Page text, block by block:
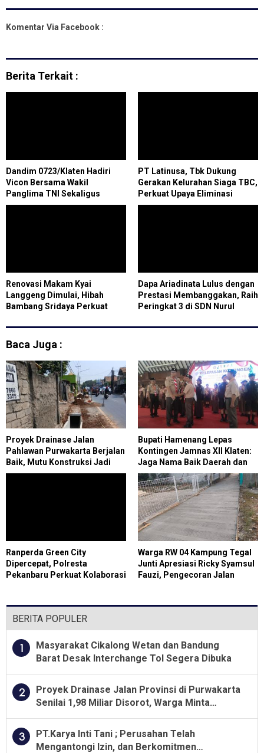
Komentar Via Facebook :
Berita Terkait :
Dandim 0723/Klaten Hadiri
Vicon Bersama Wakil
Panglima TNI Sekaligus
Tinjau KDKMP Desa Kajen
PT Latinusa, Tbk Dukung
Gerakan Kelurahan Siaga TBC,
Perkuat Upaya Eliminasi
Tuberkulosis di Kota Cilegon
Renovasi Makam Kyai
Langgeng Dimulai, Hibah
Bambang Sridaya Perkuat
Wisata Religi Magelang
Dapa Ariadinata Lulus dengan
Prestasi Membanggakan, Raih
Peringkat 3 di SDN Nurul
Baca Juga :
Proyek Drainase Jalan
Pahlawan Purwakarta Berjalan
Baik, Mutu Konstruksi Jadi
Fokus Utama
Bupati Hamenang Lepas
Kontingen Jamnas XII Klaten:
Jaga Nama Baik Daerah dan
Tunjukkan Karakter Pramuka
Ranperda Green City
Dipercepat, Polresta
Pekanbaru Perkuat Kolaborasi
Warga RW 04 Kampung Tegal
Junti Apresiasi Ricky Syamsul
Fauzi, Pengecoran Jalan
BERITA POPULER
1
Masyarakat Cikalong Wetan dan Bandung
Barat Desak Interchange Tol Segera Dibuka
2
Proyek Drainase Jalan Provinsi di Purwakarta
Senilai 1,98 Miliar Disorot, Warga Minta
3
PT.Karya Inti Tani ; Perusahan Telah
Mengantongi Izin, dan Berkomitmen